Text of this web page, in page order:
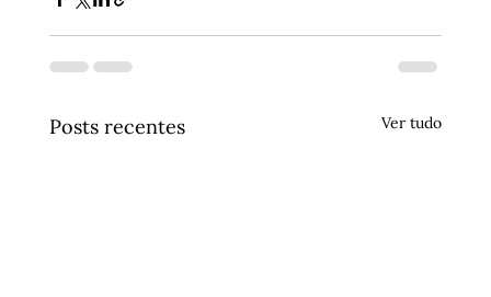
Posts recentes Ver tudo